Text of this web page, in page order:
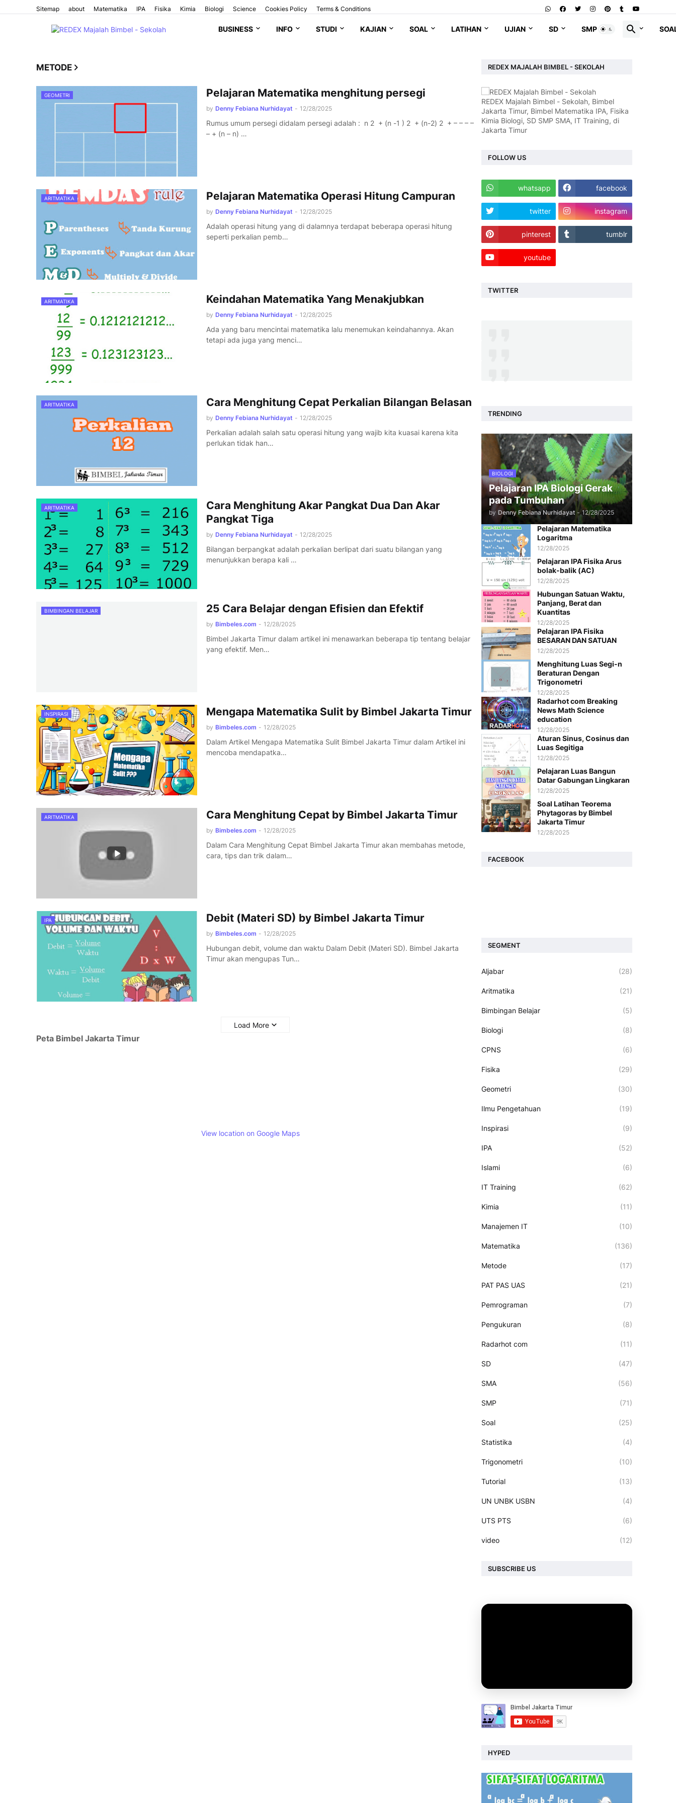
Sitemap about Matematika IPA Fisika Kimia Biologi Science Cookies Policy Terms & Conditions
BUSINESS INFO STUDI KAJIAN SOAL LATIHAN UJIAN SD SMP SMA
METODE
GEOMETRI Pelajaran Matematika menghitung persegi
by Denny Febiana Nurhidayat - 12/28/2025
Rumus umum persegi didalam persegi adalah : n 2 + (n -1 ) 2 + (n-2) 2 + – – – –
– + (n – n) …
ARITMATIKA Pelajaran Matematika Operasi Hitung Campuran
by Denny Febiana Nurhidayat - 12/28/2025
Adalah operasi hitung yang di dalamnya terdapat beberapa operasi hitung
seperti perkalian pemb…
ARITMATIKA Keindahan Matematika Yang Menakjubkan
by Denny Febiana Nurhidayat - 12/28/2025
Ada yang baru mencintai matematika lalu menemukan keindahannya. Akan
tetapi ada juga yang menci…
ARITMATIKA Cara Menghitung Cepat Perkalian Bilangan Belasan
by Denny Febiana Nurhidayat - 12/28/2025
Perkalian adalah salah satu operasi hitung yang wajib kita kuasai karena kita
perlukan tidak han…
ARITMATIKA
Cara Menghitung Akar Pangkat Dua Dan Akar
Pangkat Tiga
by Denny Febiana Nurhidayat - 12/28/2025
Bilangan berpangkat adalah perkalian berlipat dari suatu bilangan yang
menunjukkan berapa kali …
BIMBINGAN BELAJAR 25 Cara Belajar dengan Efisien dan Efektif
by Bimbeles.com - 12/28/2025
Bimbel Jakarta Timur dalam artikel ini menawarkan beberapa tip tentang belajar
yang efektif. Men…
INSPIRASI Mengapa Matematika Sulit by Bimbel Jakarta Timur
by Bimbeles.com - 12/28/2025
Dalam Artikel Mengapa Matematika Sulit Bimbel Jakarta Timur dalam Artikel ini
mencoba mendapatka…
ARITMATIKA Cara Menghitung Cepat by Bimbel Jakarta Timur
by Bimbeles.com - 12/28/2025
Dalam Cara Menghitung Cepat Bimbel Jakarta Timur akan membahas metode,
cara, tips dan trik dalam…
IPA Debit (Materi SD) by Bimbel Jakarta Timur
by Bimbeles.com - 12/28/2025
Hubungan debit, volume dan waktu Dalam Debit (Materi SD). Bimbel Jakarta
Timur akan mengupas Tun…
Load More
Peta Bimbel Jakarta Timur
View location on Google Maps
REDEX MAJALAH BIMBEL - SEKOLAH
REDEX Majalah Bimbel - Sekolah, Bimbel
Jakarta Timur, Bimbel Matematika IPA, Fisika
Kimia Biologi, SD SMP SMA, IT Training, di
Jakarta Timur
FOLLOW US
whatsapp facebook
twitter instagram
pinterest tumblr
youtube
TWITTER
TRENDING
BIOLOGI
Pelajaran IPA Biologi Gerak
pada Tumbuhan
by Denny Febiana Nurhidayat - 12/28/2025
Pelajaran Matematika
Logaritma
12/28/2025
Pelajaran IPA Fisika Arus
bolak-balik (AC)
12/28/2025
Hubungan Satuan Waktu,
Panjang, Berat dan
Kuantitas
12/28/2025
Pelajaran IPA Fisika
BESARAN DAN SATUAN
12/28/2025
Menghitung Luas Segi-n
Beraturan Dengan
Trigonometri
12/28/2025
Radarhot com Breaking
News Math Science
education
12/28/2025
Aturan Sinus, Cosinus dan
Luas Segitiga
12/28/2025
Pelajaran Luas Bangun
Datar Gabungan Lingkaran
12/28/2025
Soal Latihan Teorema
Phytagoras by Bimbel
Jakarta Timur
12/28/2025
FACEBOOK
SEGMENT
Aljabar (28)
Aritmatika (21)
Bimbingan Belajar (5)
Biologi (8)
CPNS (6)
Fisika (29)
Geometri (30)
Ilmu Pengetahuan (19)
Inspirasi (9)
IPA (52)
Islami (6)
IT Training (62)
Kimia (11)
Manajemen IT (10)
Matematika (136)
Metode (17)
PAT PAS UAS (21)
Pemrograman (7)
Pengukuran (8)
Radarhot com (11)
SD (47)
SMA (56)
SMP (71)
Soal (25)
Statistika (4)
Trigonometri (10)
Tutorial (13)
UN UNBK USBN (4)
UTS PTS (6)
video (12)
SUBSCRIBE US
HYPED